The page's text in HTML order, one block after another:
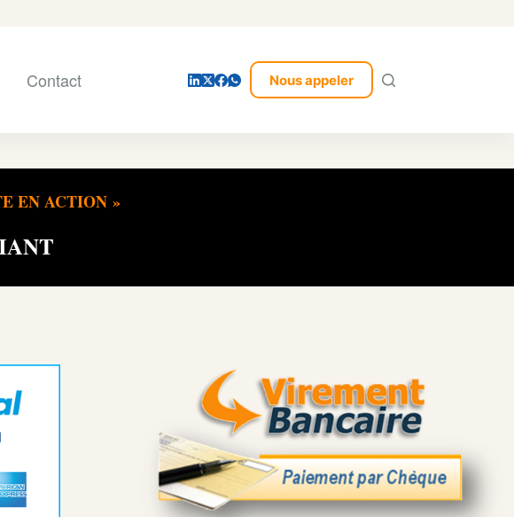
Contact Nous appeler
EN ACTION »